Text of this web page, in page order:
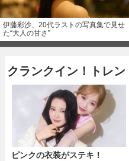
伊藤彩沙、20代ラストの写真集で見せ
た“大人の甘さ”
クランクイン！トレ
ピンクの衣装がステキ！